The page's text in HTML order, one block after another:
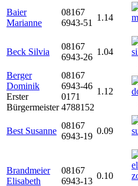
Baier
Marianne
08167
6943-51
1.14
Beck Silvia
08167
6943-26
1.04
Berger
Dominik
Erster
Bürgermeister
08167
6943-46
0171
4788152
1.12
Best Susanne
08167
6943-19
0.09
Brandmeier
Elisabeth
08167
6943-13
0.10